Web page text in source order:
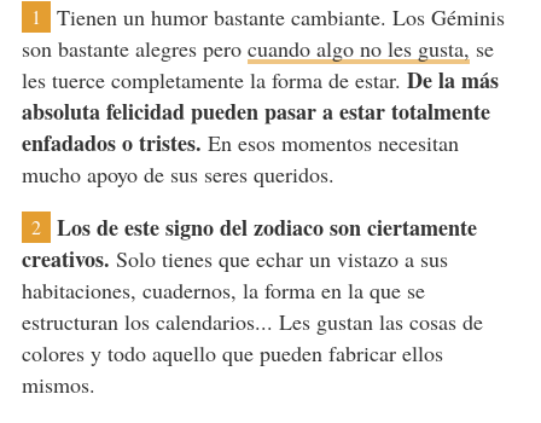
1
Tienen un humor bastante cambiante. Los Géminis
son bastante alegres pero cuando algo no les gusta, se
les tuerce completamente la forma de estar. De la más
absoluta felicidad pueden pasar a estar totalmente
enfadados o tristes. En esos momentos necesitan
mucho apoyo de sus seres queridos.
2
Los de este signo del zodiaco son ciertamente
creativos. Solo tienes que echar un vistazo a sus
habitaciones, cuadernos, la forma en la que se
estructuran los calendarios... Les gustan las cosas de
colores y todo aquello que pueden fabricar ellos
mismos.